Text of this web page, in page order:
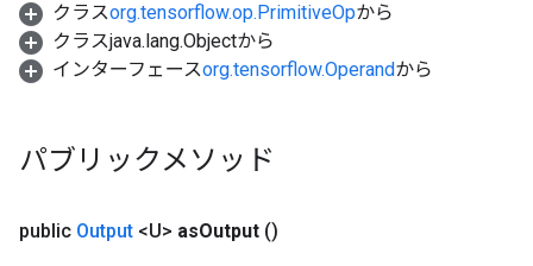
クラスorg.tensorflow.op.PrimitiveOpから
クラスjava.lang.Objectから
インターフェースorg.tensorflow.Operandから
パブリックメソッド
public Output <U> asOutput ()